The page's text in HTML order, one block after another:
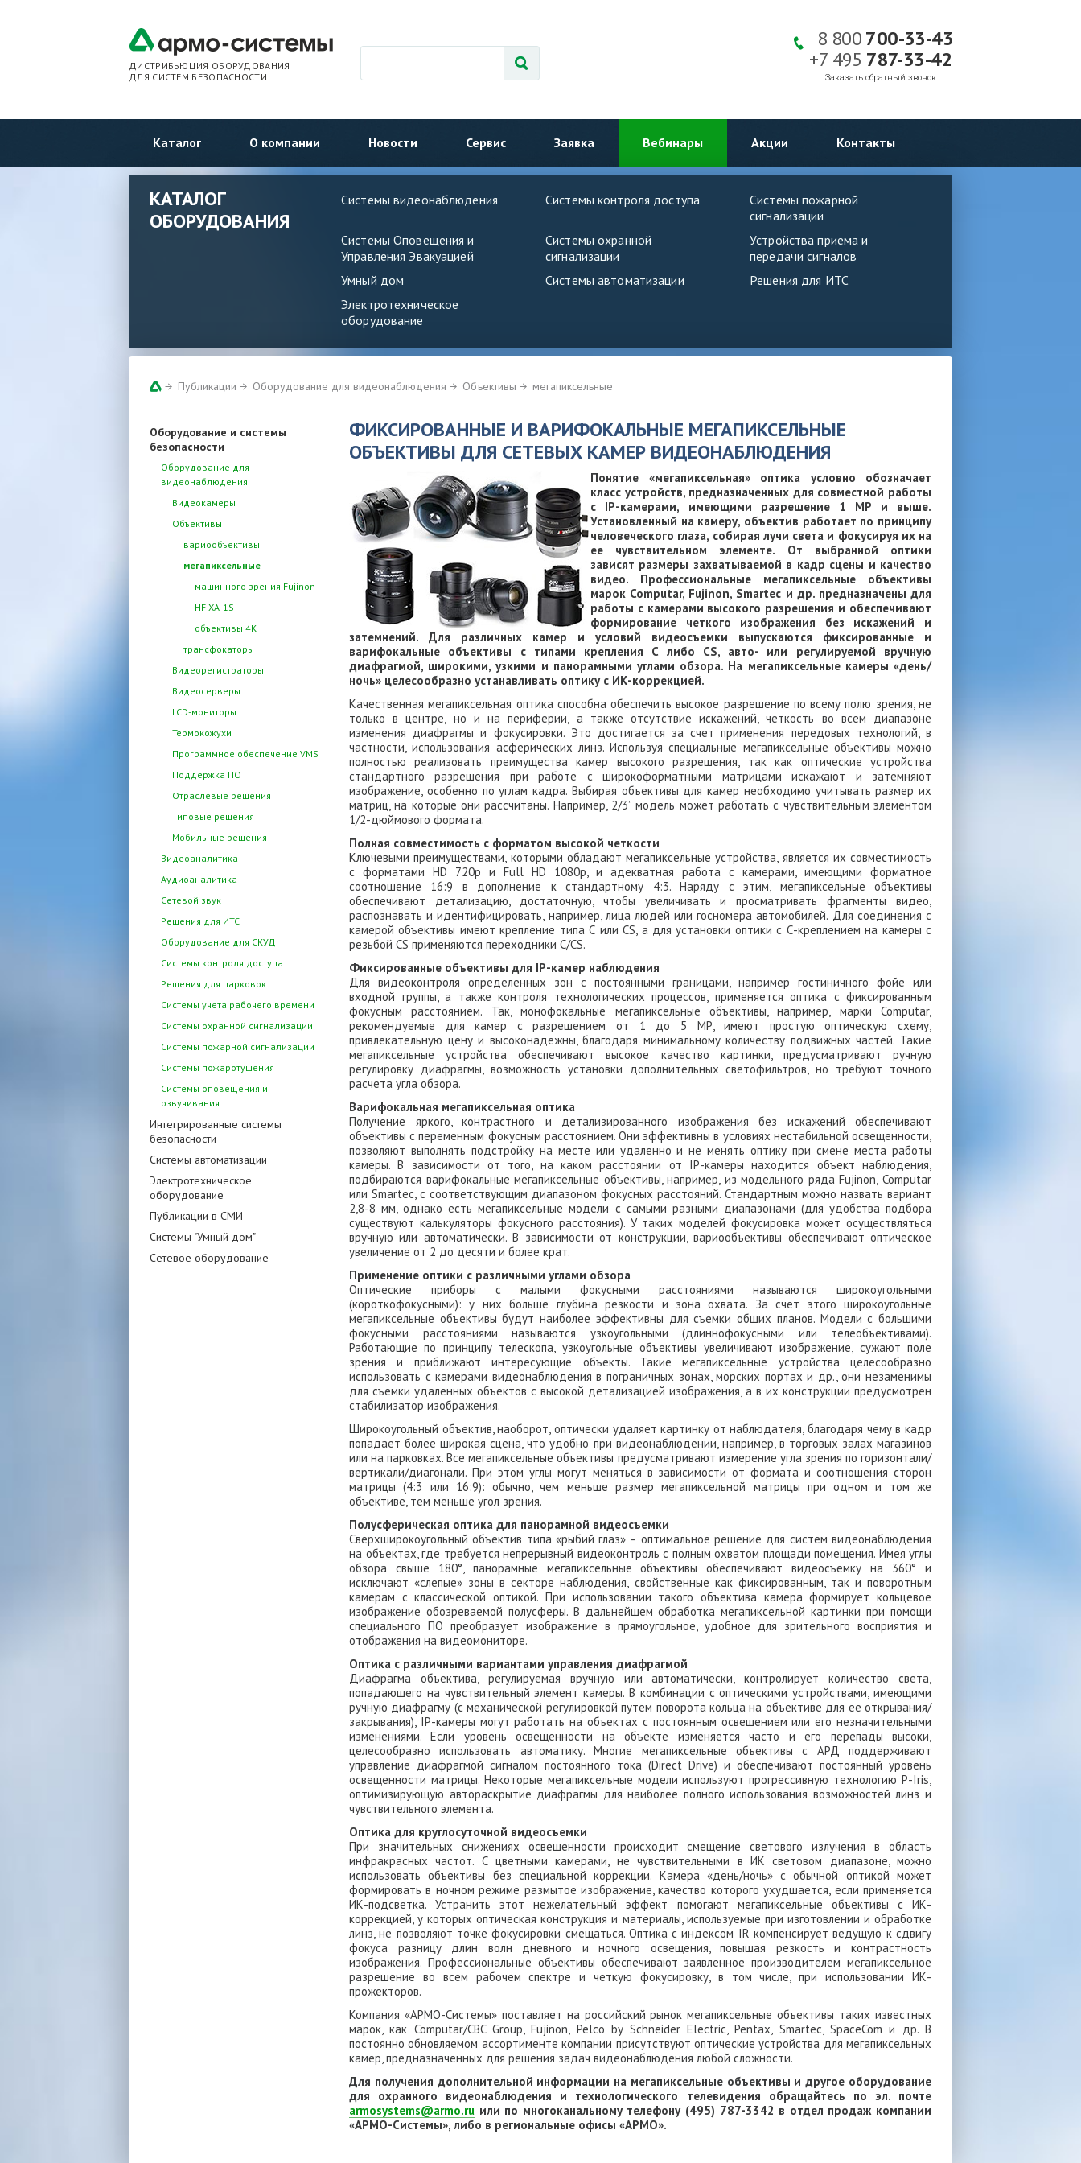
ДИСТРИБЬЮЦИЯ ОБОРУДОВАНИЯ
ДЛЯ СИСТЕМ БЕЗОПАСНОСТИ
8 800700-33-43
+7 495 787-33-42
Заказать обратный звонок
Каталог О компании Новости Сервис Заявка Вебинары Акции Контакты
КАТАЛОГ
ОБОРУДОВАНИЯ
Системы видеонаблюдения Системы контроля доступа
Системы пожарной
сигнализации
Системы Оповещения и
Управления Эвакуацией
Системы охранной
сигнализации
Устройства приема и
передачи сигналов
Умный дом
Системы автоматизации
Решения для ИТС
Электротехническое
оборудование
Публикации Оборудование для видеонаблюдения Объективы мегапиксельные
Оборудование и системы
безопасности
Оборудование для
видеонаблюдения
Видеокамеры
Объективы
вариообъективы
мегапиксельные
машинного зрения Fujinon
HF-XA-1S
объективы 4К
трансфокаторы
Видеорегистраторы
Видеосерверы
LCD-мониторы
Термокожухи
Программное обеспечение VMS
Поддержка ПО
Отраслевые решения
Типовые решения
Мобильные решения
Видеоаналитика
Аудиоаналитика
Сетевой звук
Решения для ИТС
Оборудование для СКУД
Системы контроля доступа
Решения для парковок
Системы учета рабочего времени
Системы охранной сигнализации
Системы пожарной сигнализации
Системы пожаротушения
Системы оповещения и
озвучивания
Интегрированные системы
безопасности
Системы автоматизации
Электротехническое
оборудование
Публикации в СМИ
Системы "Умный дом"
Сетевое оборудование
ФИКСИРОВАННЫЕ И ВАРИФОКАЛЬНЫЕ МЕГАПИКСЕЛЬНЫЕ
ОБЪЕКТИВЫ ДЛЯ СЕТЕВЫХ КАМЕР ВИДЕОНАБЛЮДЕНИЯ
Понятие «мегапиксельная» оптика условно обозначает
класс устройств, предназначенных для совместной работы
с IP-камерами, имеющими разрешение 1 MP и выше.
Установленный на камеру, объектив работает по принципу
человеческого глаза, собирая лучи света и фокусируя их на
ее чувствительном элементе. От выбранной оптики
зависят размеры захватываемой в кадр сцены и качество
видео. Профессиональные мегапиксельные объективы
марок Computar, Fujinon, Smartec и др. предназначены для
работы с камерами высокого разрешения и обеспечивают
формирование четкого изображения без искажений и
затемнений. Для различных камер и условий видеосъемки выпускаются фиксированные и
варифокальные объективы с типами крепления C либо CS, авто- или регулируемой вручную
диафрагмой, широкими, узкими и панорамными углами обзора. На мегапиксельные камеры «день/
ночь» целесообразно устанавливать оптику с ИК-коррекцией.
Качественная мегапиксельная оптика способна обеспечить высокое разрешение по всему полю зрения, не
только в центре, но и на периферии, а также отсутствие искажений, четкость во всем диапазоне
изменения диафрагмы и фокусировки. Это достигается за счет применения передовых технологий, в
частности, использования асферических линз. Используя специальные мегапиксельные объективы можно
полностью реализовать преимущества камер высокого разрешения, так как оптические устройства
стандартного разрешения при работе с широкоформатными матрицами искажают и затемняют
изображение, особенно по углам кадра. Выбирая объективы для камер необходимо учитывать размер их
матриц, на которые они рассчитаны. Например, 2/3” модель может работать с чувствительным элементом
1/2-дюймового формата.
Полная совместимость с форматом высокой четкости
Ключевыми преимуществами, которыми обладают мегапиксельные устройства, является их совместимость
с форматами HD 720p и Full HD 1080p, и адекватная работа с камерами, имеющими форматное
соотношение 16:9 в дополнение к стандартному 4:3. Наряду с этим, мегапиксельные объективы
обеспечивают детализацию, достаточную, чтобы увеличивать и просматривать фрагменты видео,
распознавать и идентифицировать, например, лица людей или госномера автомобилей. Для соединения с
камерой объективы имеют крепление типа С или CS, а для установки оптики с С-креплением на камеры с
резьбой CS применяются переходники С/CS.
Фиксированные объективы для IP-камер наблюдения
Для видеоконтроля определенных зон с постоянными границами, например гостиничного фойе или
входной группы, а также контроля технологических процессов, применяется оптика с фиксированным
фокусным расстоянием. Так, монофокальные мегапиксельные объективы, например, марки Computar,
рекомендуемые для камер с разрешением от 1 до 5 МР, имеют простую оптическую схему,
привлекательную цену и высоконадежны, благодаря минимальному количеству подвижных частей. Такие
мегапиксельные устройства обеспечивают высокое качество картинки, предусматривают ручную
регулировку диафрагмы, возможность установки дополнительных светофильтров, но требуют точного
расчета угла обзора.
Варифокальная мегапиксельная оптика
Получение яркого, контрастного и детализированного изображения без искажений обеспечивают
объективы с переменным фокусным расстоянием. Они эффективны в условиях нестабильной освещенности,
позволяют выполнять подстройку на месте или удаленно и не менять оптику при смене места работы
камеры. В зависимости от того, на каком расстоянии от IP-камеры находится объект наблюдения,
подбираются варифокальные мегапиксельные объективы, например, из модельного ряда Fujinon, Computar
или Smartec, с соответствующим диапазоном фокусных расстояний. Стандартным можно назвать вариант
2,8-8 мм, однако есть мегапиксельные модели с самыми разными диапазонами (для удобства подбора
существуют калькуляторы фокусного расстояния). У таких моделей фокусировка может осуществляться
вручную или автоматически. В зависимости от конструкции, вариообъективы обеспечивают оптическое
увеличение от 2 до десяти и более крат.
Применение оптики с различными углами обзора
Оптические приборы с малыми фокусными расстояниями называются широкоугольными
(короткофокусными): у них больше глубина резкости и зона охвата. За счет этого широкоугольные
мегапиксельные объективы будут наиболее эффективны для съемки общих планов. Модели с большими
фокусными расстояниями называются узкоугольными (длиннофокусными или телеобъективами).
Работающие по принципу телескопа, узкоугольные объективы увеличивают изображение, сужают поле
зрения и приближают интересующие объекты. Такие мегапиксельные устройства целесообразно
использовать с камерами видеонаблюдения в пограничных зонах, морских портах и др., они незаменимы
для съемки удаленных объектов с высокой детализацией изображения, а в их конструкции предусмотрен
стабилизатор изображения.
Широкоугольный объектив, наоборот, оптически удаляет картинку от наблюдателя, благодаря чему в кадр
попадает более широкая сцена, что удобно при видеонаблюдении, например, в торговых залах магазинов
или на парковках. Все мегапиксельные объективы предусматривают измерение угла зрения по горизонтали/
вертикали/диагонали. При этом углы могут меняться в зависимости от формата и соотношения сторон
матрицы (4:3 или 16:9): обычно, чем меньше размер мегапиксельной матрицы при одном и том же
объективе, тем меньше угол зрения.
Полусферическая оптика для панорамной видеосъемки
Сверхширокоугольный объектив типа «рыбий глаз» – оптимальное решение для систем видеонаблюдения
на объектах, где требуется непрерывный видеоконтроль с полным охватом площади помещения. Имея углы
обзора свыше 180°, панорамные мегапиксельные объективы обеспечивают видеосъемку на 360° и
исключают «слепые» зоны в секторе наблюдения, свойственные как фиксированным, так и поворотным
камерам с классической оптикой. При использовании такого объектива камера формирует кольцевое
изображение обозреваемой полусферы. В дальнейшем обработка мегапиксельной картинки при помощи
специального ПО преобразует изображение в прямоугольное, удобное для зрительного восприятия и
отображения на видеомониторе.
Оптика с различными вариантами управления диафрагмой
Диафрагма объектива, регулируемая вручную или автоматически, контролирует количество света,
попадающего на чувствительный элемент камеры. В комбинации с оптическими устройствами, имеющими
ручную диафрагму (с механической регулировкой путем поворота кольца на объективе для ее открывания/
закрывания), IP-камеры могут работать на объектах с постоянным освещением или его незначительными
изменениями. Если уровень освещенности на объекте изменяется часто и его перепады высоки,
целесообразно использовать автоматику. Многие мегапиксельные объективы с АРД поддерживают
управление диафрагмой сигналом постоянного тока (Direct Drive) и обеспечивают постоянный уровень
освещенности матрицы. Некоторые мегапиксельные модели используют прогрессивную технологию P-Iris,
оптимизирующую автораскрытие диафрагмы для наиболее полного использования возможностей линз и
чувствительного элемента.
Оптика для круглосуточной видеосъемки
При значительных снижениях освещенности происходит смещение светового излучения в область
инфракрасных частот. С цветными камерами, не чувствительными в ИК световом диапазоне, можно
использовать объективы без специальной коррекции. Камера «день/ночь» с обычной оптикой может
формировать в ночном режиме размытое изображение, качество которого ухудшается, если применяется
ИК-подсветка. Устранить этот нежелательный эффект помогают мегапиксельные объективы с ИК-
коррекцией, у которых оптическая конструкция и материалы, используемые при изготовлении и обработке
линз, не позволяют точке фокусировки смещаться. Оптика с индексом IR компенсирует ведущую к сдвигу
фокуса разницу длин волн дневного и ночного освещения, повышая резкость и контрастность
изображения. Профессиональные объективы обеспечивают заявленное производителем мегапиксельное
разрешение во всем рабочем спектре и четкую фокусировку, в том числе, при использовании ИК-
прожекторов.
Компания «АРМО-Системы» поставляет на российский рынок мегапиксельные объективы таких известных
марок, как Computar/CBC Group, Fujinon, Pelco by Schneider Electric, Pentax, Smartec, SpaceCom и др. В
постоянно обновляемом ассортименте компании присутствуют оптические устройства для мегапиксельных
камер, предназначенных для решения задач видеонаблюдения любой сложности.
Для получения дополнительной информации на мегапиксельные объективы и другое оборудование
для охранного видеонаблюдения и технологического телевидения обращайтесь по эл. почте
armosystems@armo.ru или по многоканальному телефону (495) 787-3342 в отдел продаж компании
«АРМО-Системы», либо в региональные офисы «АРМО».